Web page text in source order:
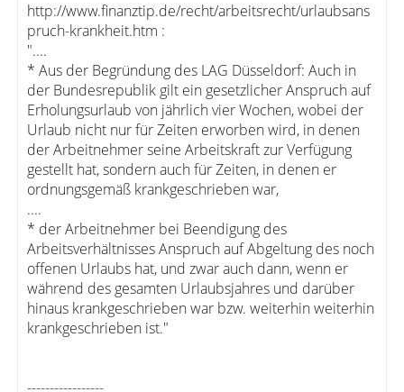
http://www.finanztip.de/recht/arbeitsrecht/urlaubsans
pruch-krankheit.htm :
"....
* Aus der Begründung des LAG Düsseldorf: Auch in
der Bundesrepublik gilt ein gesetzlicher Anspruch auf
Erholungsurlaub von jährlich vier Wochen, wobei der
Urlaub nicht nur für Zeiten erworben wird, in denen
der Arbeitnehmer seine Arbeitskraft zur Verfügung
gestellt hat, sondern auch für Zeiten, in denen er
ordnungsgemäß krankgeschrieben war,
....
* der Arbeitnehmer bei Beendigung des
Arbeitsverhältnisses Anspruch auf Abgeltung des noch
offenen Urlaubs hat, und zwar auch dann, wenn er
während des gesamten Urlaubsjahres und darüber
hinaus krankgeschrieben war bzw. weiterhin weiterhin
krankgeschrieben ist."
-----------------